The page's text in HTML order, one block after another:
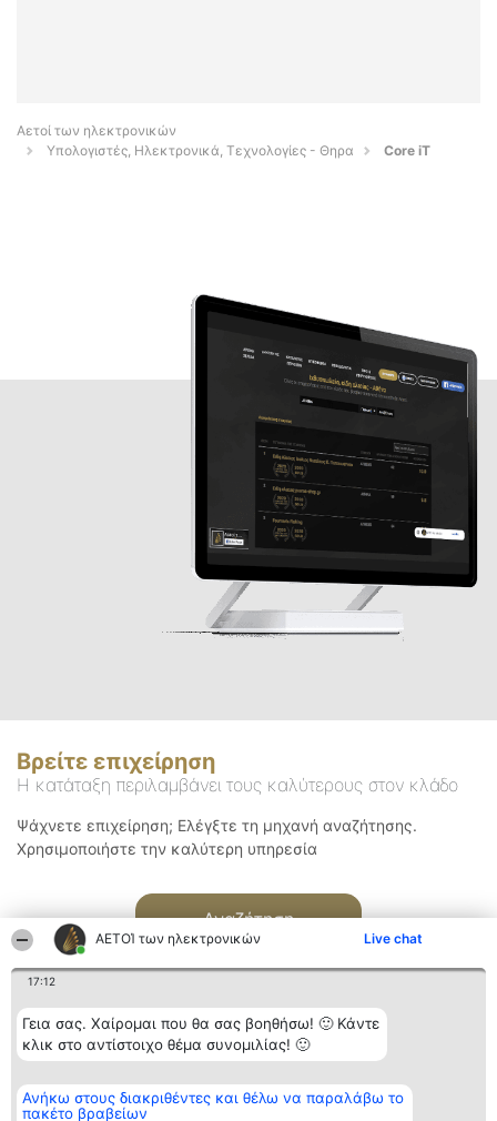
ΑΕΤΟΊ των ηλεκτρονικών Live chat
17:12
Γεια σας. Χαίρομαι που θα σας βοηθήσω! 🙂 Κάντε
κλικ στο αντίστοιχο θέμα συνομιλίας! 🙂
Ανήκω στους διακριθέντες και θέλω να παραλάβω το
πακέτο βραβείων
Αετοί των ηλεκτρονικών
Υπολογιστές, Ηλεκτρονικά, Τεχνολογίες - Θηρα
Core iT
Βρείτε επιχείρηση
Η κατάταξη περιλαμβάνει τους καλύτερους στον κλάδο
Ψάχνετε επιχείρηση; Ελέγξτε τη μηχανή αναζήτησης.
Χρησιμοποιήστε την καλύτερη υπηρεσία
Αναζήτηση
Διοργανωτής της
κατάταξης
BEAUTIFUL COMPANY
Κατάταξη
Διακριθέντες
Επικοινωνία
Επικοινωνία